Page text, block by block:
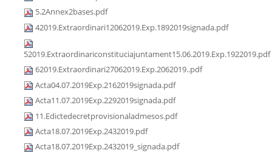
5.2Annex2bases.pdf
42019.Extraordinari12062019.Exp.1892019signada.pdf
52019.Extraordinariconstituciajuntament15.06.2019.Exp.1922019.pdf
62019.Extraordinari27062019.Exp.2062019..pdf
Acta04.07.2019Exp.2162019signada.pdf
Acta11.07.2019Exp.2292019signada.pdf
11.Edictedecretprovisionaladmesos.pdf
Acta18.07.2019Exp.2432019.pdf
Acta18.07.2019Exp.2432019_signada.pdf